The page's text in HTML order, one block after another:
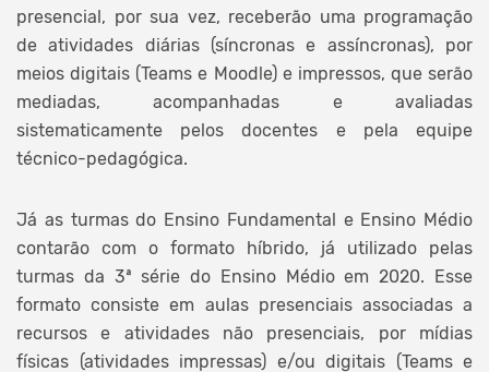
presencial, por sua vez, receberão uma programação
de atividades diárias (síncronas e assíncronas), por
meios digitais (Teams e Moodle) e impressos, que serão
mediadas, acompanhadas e avaliadas
sistematicamente pelos docentes e pela equipe
técnico-pedagógica.
Já as turmas do Ensino Fundamental e Ensino Médio
contarão com o formato híbrido, já utilizado pelas
turmas da 3ª série do Ensino Médio em 2020. Esse
formato consiste em aulas presenciais associadas a
recursos e atividades não presenciais, por mídias
físicas (atividades impressas) e/ou digitais (Teams e